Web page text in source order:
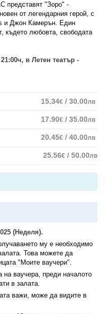
представят "Зоро" -
от легендарния герой, с
и Джон Камерън. Един
където любовта, свободата
в Летен театър -
15.34€ / 30.00лв
17.90€ / 35.00лв
20.45€ / 40.00лв
25.56€ / 50.00лв
(Неделя).
му е необходимо
Това можете да
"Моите ваучери".
на ваучера, преди началото
в залата.
важи, може да видите в